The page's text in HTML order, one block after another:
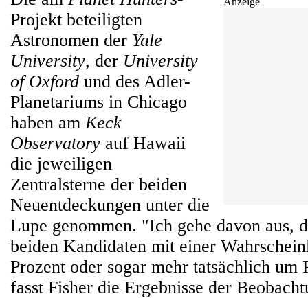
Projekt beteiligten
Astronomen der Yale
University, der University
of Oxford und des Adler-
Planetariums in Chicago
haben amKeck
Observatory auf Hawaii
die jeweiligen
Zentralsterne der beiden
Neuentdeckungen unter die
Lupe genommen. "Ich gehe davon aus,
beiden Kandidaten mit einer
Prozent oder sogar mehr tatsächlich um
fasst Fisher die Ergebnisse der